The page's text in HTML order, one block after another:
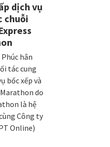
dịch vụ
chuỗi
hân
tác cung
bốc xếp và
do
là hệ
Công ty
Online)